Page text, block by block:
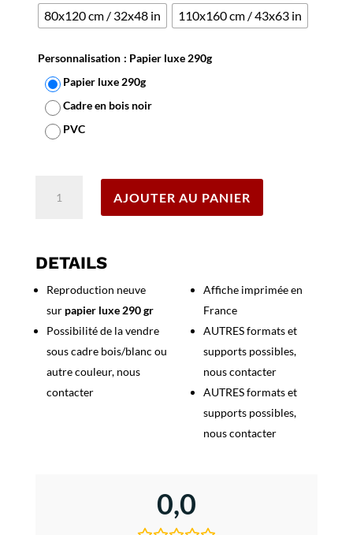
80x120 cm / 32x48 in
110x160 cm / 43x63 in
Personnalisation : Papier luxe 290g
Papier luxe 290g
Cadre en bois noir
PVC
Nationale
AJOUTER AU PANIER
DETAILS
Reproduction neuve
sur papier luxe 290 gr
Possibilité de la vendre
sous cadre bois/blanc ou
autre couleur, nous
contacter
Affiche imprimée en
France
AUTRES formats et
supports possibles,
nous contacter
AUTRES formats et
supports possibles,
nous contacter
0,0